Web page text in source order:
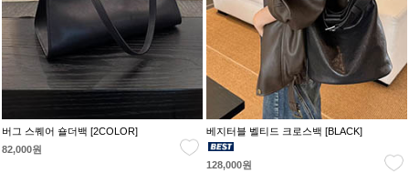
버그 스퀘어 숄더백 [2COLOR]
82,000원
베지터블 벨티드 크로스백 [BLACK]
128,000원